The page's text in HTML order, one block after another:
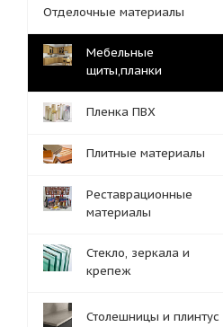
Отделочные материалы
Мебельные
щиты,планки
Пленка ПВХ
Плитные материалы
Реставрационные
материалы
Стекло, зеркала и
крепеж
Столешницы и плинтус